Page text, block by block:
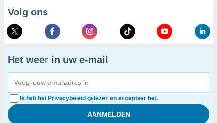
Volg ons
Het weer in uw e-mail
Ik heb het Privacybeleid gelezen en accepteer het.